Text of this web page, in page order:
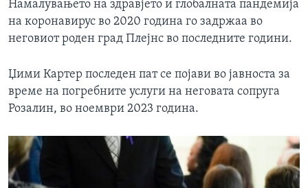
Намалувањето на здравјето и глобалната пандемија
на коронавирус во 2020 година го задржаа во
неговиот роден град Плејнс во последните години.
Џими Картер последен пат се појави во јавноста за
време на погребните услуги на неговата сопруга
Розалин, во ноември 2023 година.